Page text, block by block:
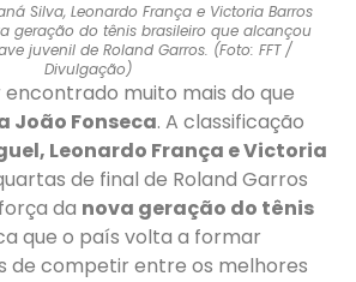
Silva, Leonardo França e Victoria Barros
geração do tênis brasileiro que alcançou
juvenil de Roland Garros. (Foto: FFT /
Divulgação)
muito mais do que
João Fonseca. A classificação
Leonardo França e Victoria
de final de Roland Garros
da nova geração do tênis
que o país volta a formar
de competir entre os melhores